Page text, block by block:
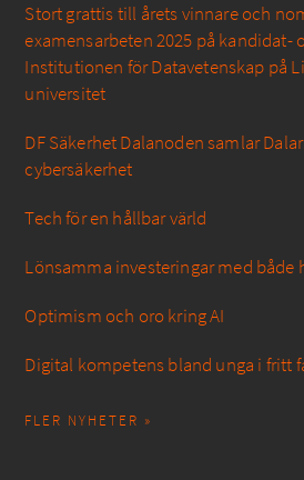
Stort grattis till årets vinnare och
examensarbeten 2025 på kandidat-
Institutionen för Datavetenskap på
universitet
DF Säkerhet Dalanoden samlar
cybersäkerhet
Tech för en hållbar värld
Lönsamma investeringar med både
Optimism och oro kring AI
Digital kompetens bland unga i fritt
FLER NYHETER »